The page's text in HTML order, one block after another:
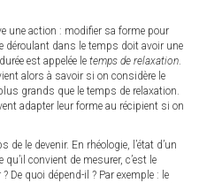
une action : modifier sa forme pour
déroulant dans le temps doit avoir une
est appelée le temps de relaxation.
alors à savoir si on considère le
grands que le temps de relaxation.
adapter leur forme au récipient si on
le devenir. En rhéologie, l’état d’un
convient de mesurer, c’est le
De quoi dépend-il ? Par exemple : le